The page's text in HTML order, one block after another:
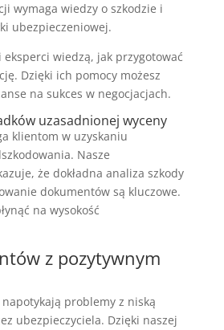
wymaga wiedzy o szkodzie i
ubezpieczeniowej.
wiedzą, jak przygotować
Dzięki ich pomocy możesz
na sukces w negocjacjach.
uzasadnionej wyceny
klientom w uzyskaniu
Nasze
że dokładna analiza szkody
dokumentów są kluczowe.
na wysokość
z pozytywnym
problemy z niską
ubezpieczyciela. Dzięki naszej